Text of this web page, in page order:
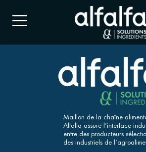
Maillon de la chaîne
Alfalfa assure l’interface
entre des producteurs
des industriels de